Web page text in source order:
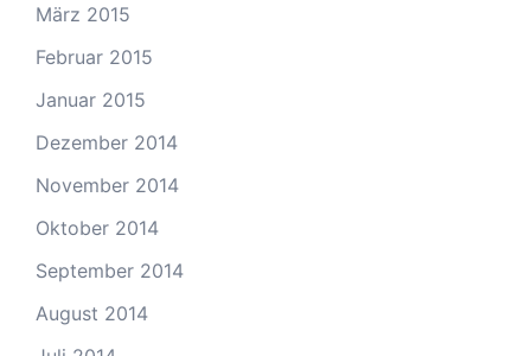
März 2015
Februar 2015
Januar 2015
Dezember 2014
November 2014
Oktober 2014
September 2014
August 2014